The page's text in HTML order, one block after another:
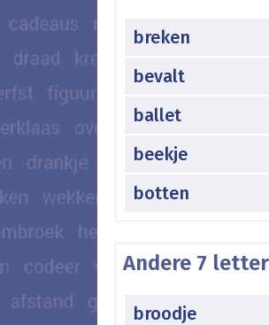
breken
bevalt
ballet
beekje
botten
Andere 7
broodje